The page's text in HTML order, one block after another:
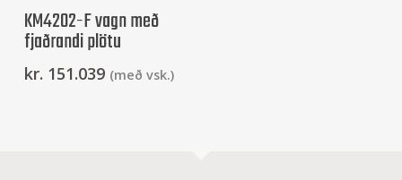
KM4202-F vagn með
fjaðrandi plötu
kr. 151.039 (með vsk.)